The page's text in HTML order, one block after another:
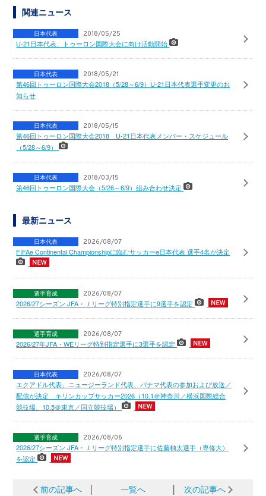
関連ニュース
日本代表 2018/05/25
U-21日本代表、トゥーロン国際大会に向け活動開始
日本代表 2018/05/21
第46回トゥーロン国際大会2018（5/28～6/9）U-21日本代表選手変更のお
知らせ
日本代表 2018/05/15
第46回トゥーロン国際大会2018 U-21日本代表メンバー・スケジュール
（5/28～6/9）
日本代表 2018/03/15
第46回トゥーロン国際大会（5/26～6/9）組み合わせ決定
最新ニュース
日本代表 2026/08/07
FIFAe Continental Championshipに臨むサッカーe日本代表 選手4名が決定
選手育成 2026/08/07
2026/27シーズン JFA・Ｊリーグ特別指定選手に9選手を認定
選手育成 2026/08/07
2026/27年JFA・WEリーグ特別指定選手に3選手を認定
日本代表 2026/08/07
エクアドル代表、ニュージーランド代表、パナマ代表の参加および放送／
配信が決定 キリンカップサッカー2026（10.1＠神奈川／横浜国際総合
競技場、10.5＠東京／国立競技場）
選手育成 2026/08/06
2026/27シーズン JFA・Ｊリーグ特別指定選手に佐藤柚太選手（専修大）
を認定
前の記事へ 一覧へ 次の記事へ